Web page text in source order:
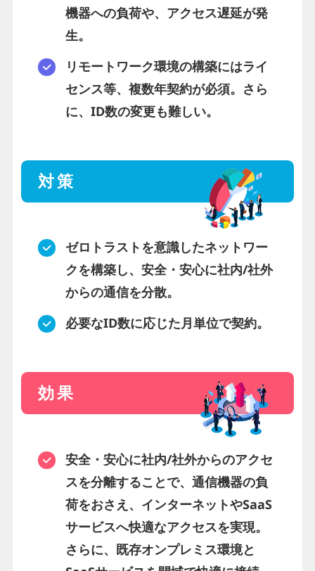
機器への負荷や、アクセス遅延が発
生。
リモートワーク環境の構築にはライ
センス等、複数年契約が必須。さら
に、ID数の変更も難しい。
対策
ゼロトラストを意識したネットワー
クを構築し、安全・安心に社内/社外
からの通信を分散。
必要なID数に応じた月単位で契約。
効果
安全・安心に社内/社外からのアクセ
スを分離することで、通信機器の負
荷をおさえ、インターネットやSaaS
サービスへ快適なアクセスを実現。
さらに、既存オンプレミス環境と